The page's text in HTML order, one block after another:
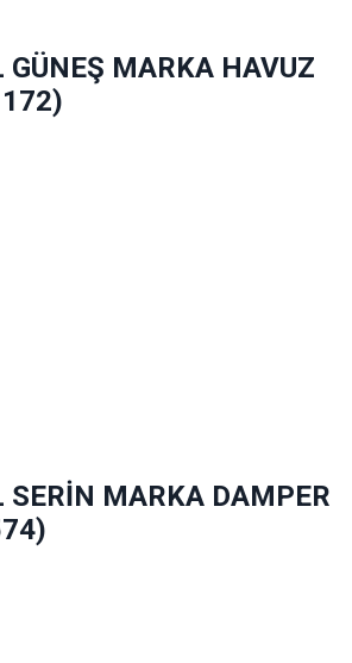
MARKA HAVUZ
172)
SERİN MARKA DAMPER